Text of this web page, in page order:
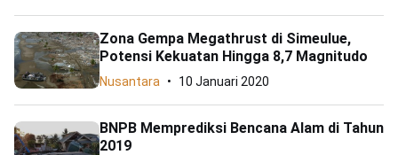
Zona Gempa Megathrust di Simeulue,
Potensi Kekuatan Hingga 8,7 Magnitudo
Nusantara 10 Januari 2020
BNPB Memprediksi Bencana Alam di Tahun
2019